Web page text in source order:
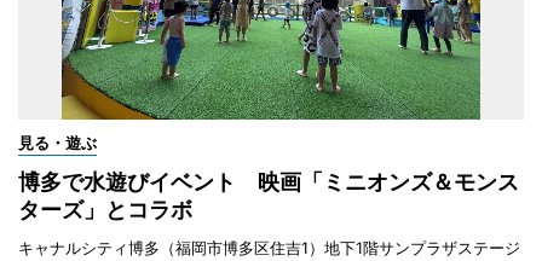
見る・遊ぶ
博多で水遊びイベント 映画「ミニオンズ＆モンス
ターズ」とコラボ
キャナルシティ博多（福岡市博多区住吉1）地下1階サンプラザステージ